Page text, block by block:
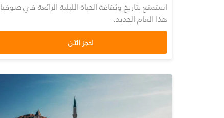
استمتع بتاريخ وثقافة الحياة الليلية الرائعة في صوفيا
هذا العام الجديد.
احجز الآن